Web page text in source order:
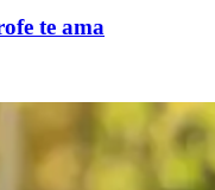
te ama